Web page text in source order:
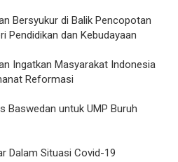
Bersyukur di Balik Pencopotan
Pendidikan dan Kebudayaan
Ingatkan Masyarakat Indonesia
Reformasi
Baswedan untuk UMP Buruh
Dalam Situasi Covid-19